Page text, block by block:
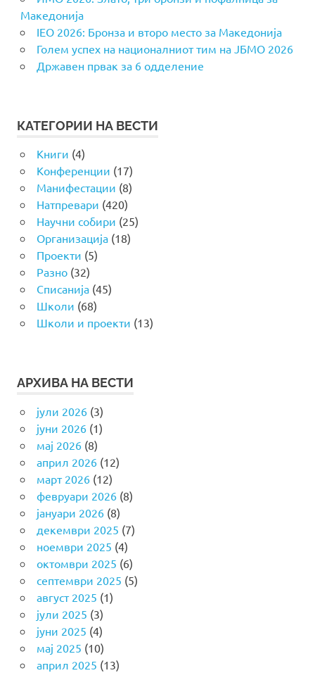
Македонија
IEO 2026: Бронза и второ место за Македонија
Голем успех на националниот тим на ЈБМО 2026
Државен првак за 6 одделение
КАТЕГОРИИ НА ВЕСТИ
Книги (4)
Конференции (17)
Манифестации (8)
Натпревари (420)
Научни собири (25)
Организација(18)
Проекти (5)
Разно(32)
Списанија(45)
Школи (68)
Школи и проекти (13)
АРХИВА НА ВЕСТИ
јули 2026(3)
јуни 2026(1)
мај 2026(8)
април 2026(12)
март 2026(12)
февруари 2026(8)
јануари 2026(8)
декември 2025 (7)
ноември 2025 (4)
октомври 2025 (6)
септември 2025 (5)
август 2025 (1)
јули 2025 (3)
јуни 2025 (4)
мај 2025 (10)
април 2025 (13)